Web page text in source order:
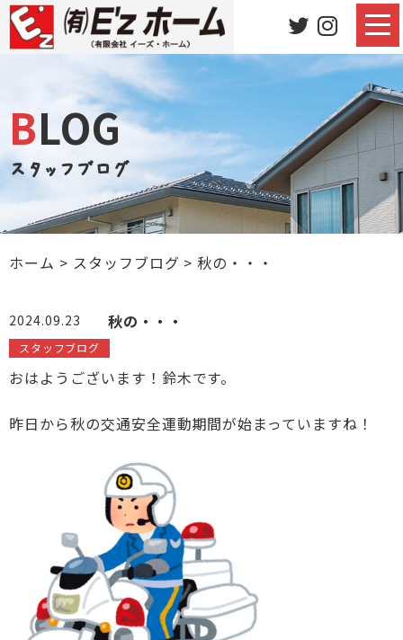
BLOG
スタッフブログ
ホーム > スタッフブログ > 秋の・・・
2024.09.23 秋の・・・
スタッフブログ
おはようございます！鈴木です。
昨日から秋の交通安全運動期間が始まっていますね！